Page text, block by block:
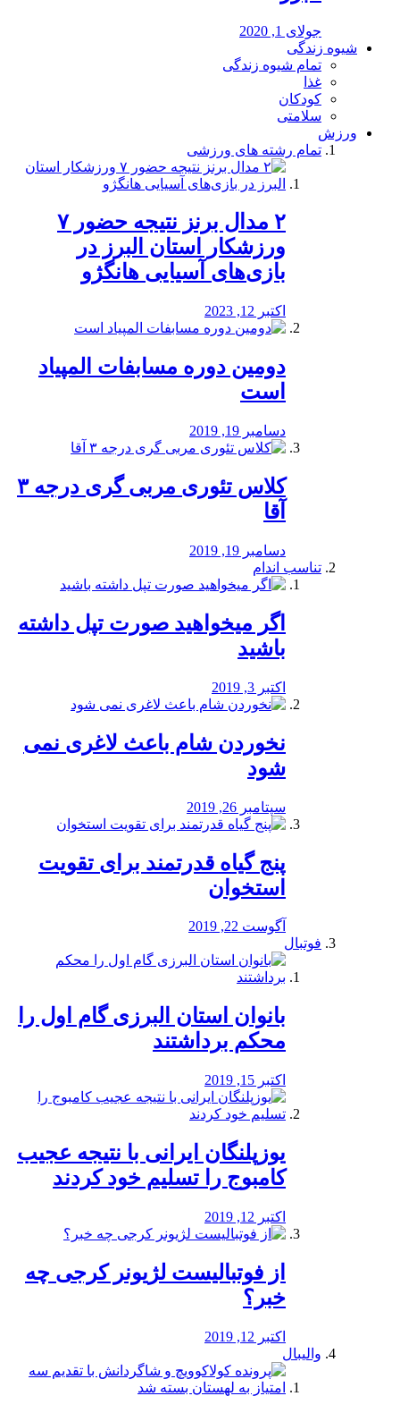
جولای 1, 2020
شیوه زندگی
تمام شیوه زندگی
غذا
کودکان
سلامتی
ورزش
تمام رشته های ورزشی
۲ مدال برنز نتیجه حضور ۷
ورزشکار استان البرز در
بازی‌های آسیایی هانگژو
اکتبر 12, 2023
دومین دوره مسابفات المپیاد
است
دسامبر 19, 2019
کلاس تئوری مربی گری درجه ۳
آقا
دسامبر 19, 2019
تناسب اندام
اگر میخواهید صورت تپل داشته
باشید
اکتبر 3, 2019
نخوردن شام باعث لاغری نمی
‌شود
سپتامبر 26, 2019
پنج گیاه قدرتمند برای تقویت
استخوان
آگوست 22, 2019
فوتبال
بانوان استان البرزی گام اول را
محكم برداشتند
اکتبر 15, 2019
یوزپلنگان ایرانی با نتیجه عجیب
کامبوج را تسلیم خود کردند
اکتبر 12, 2019
از فوتبالیست لژیونر کرجی چه
خبر؟
اکتبر 12, 2019
والیبال